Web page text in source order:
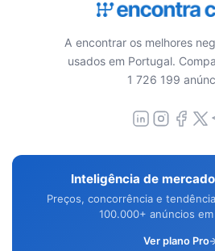
A encontrar os melhores
usados em Portugal.
1 726 199
Inteligência de
Preços, concorrência e
100.000+ anúncios
Ver plano Pro